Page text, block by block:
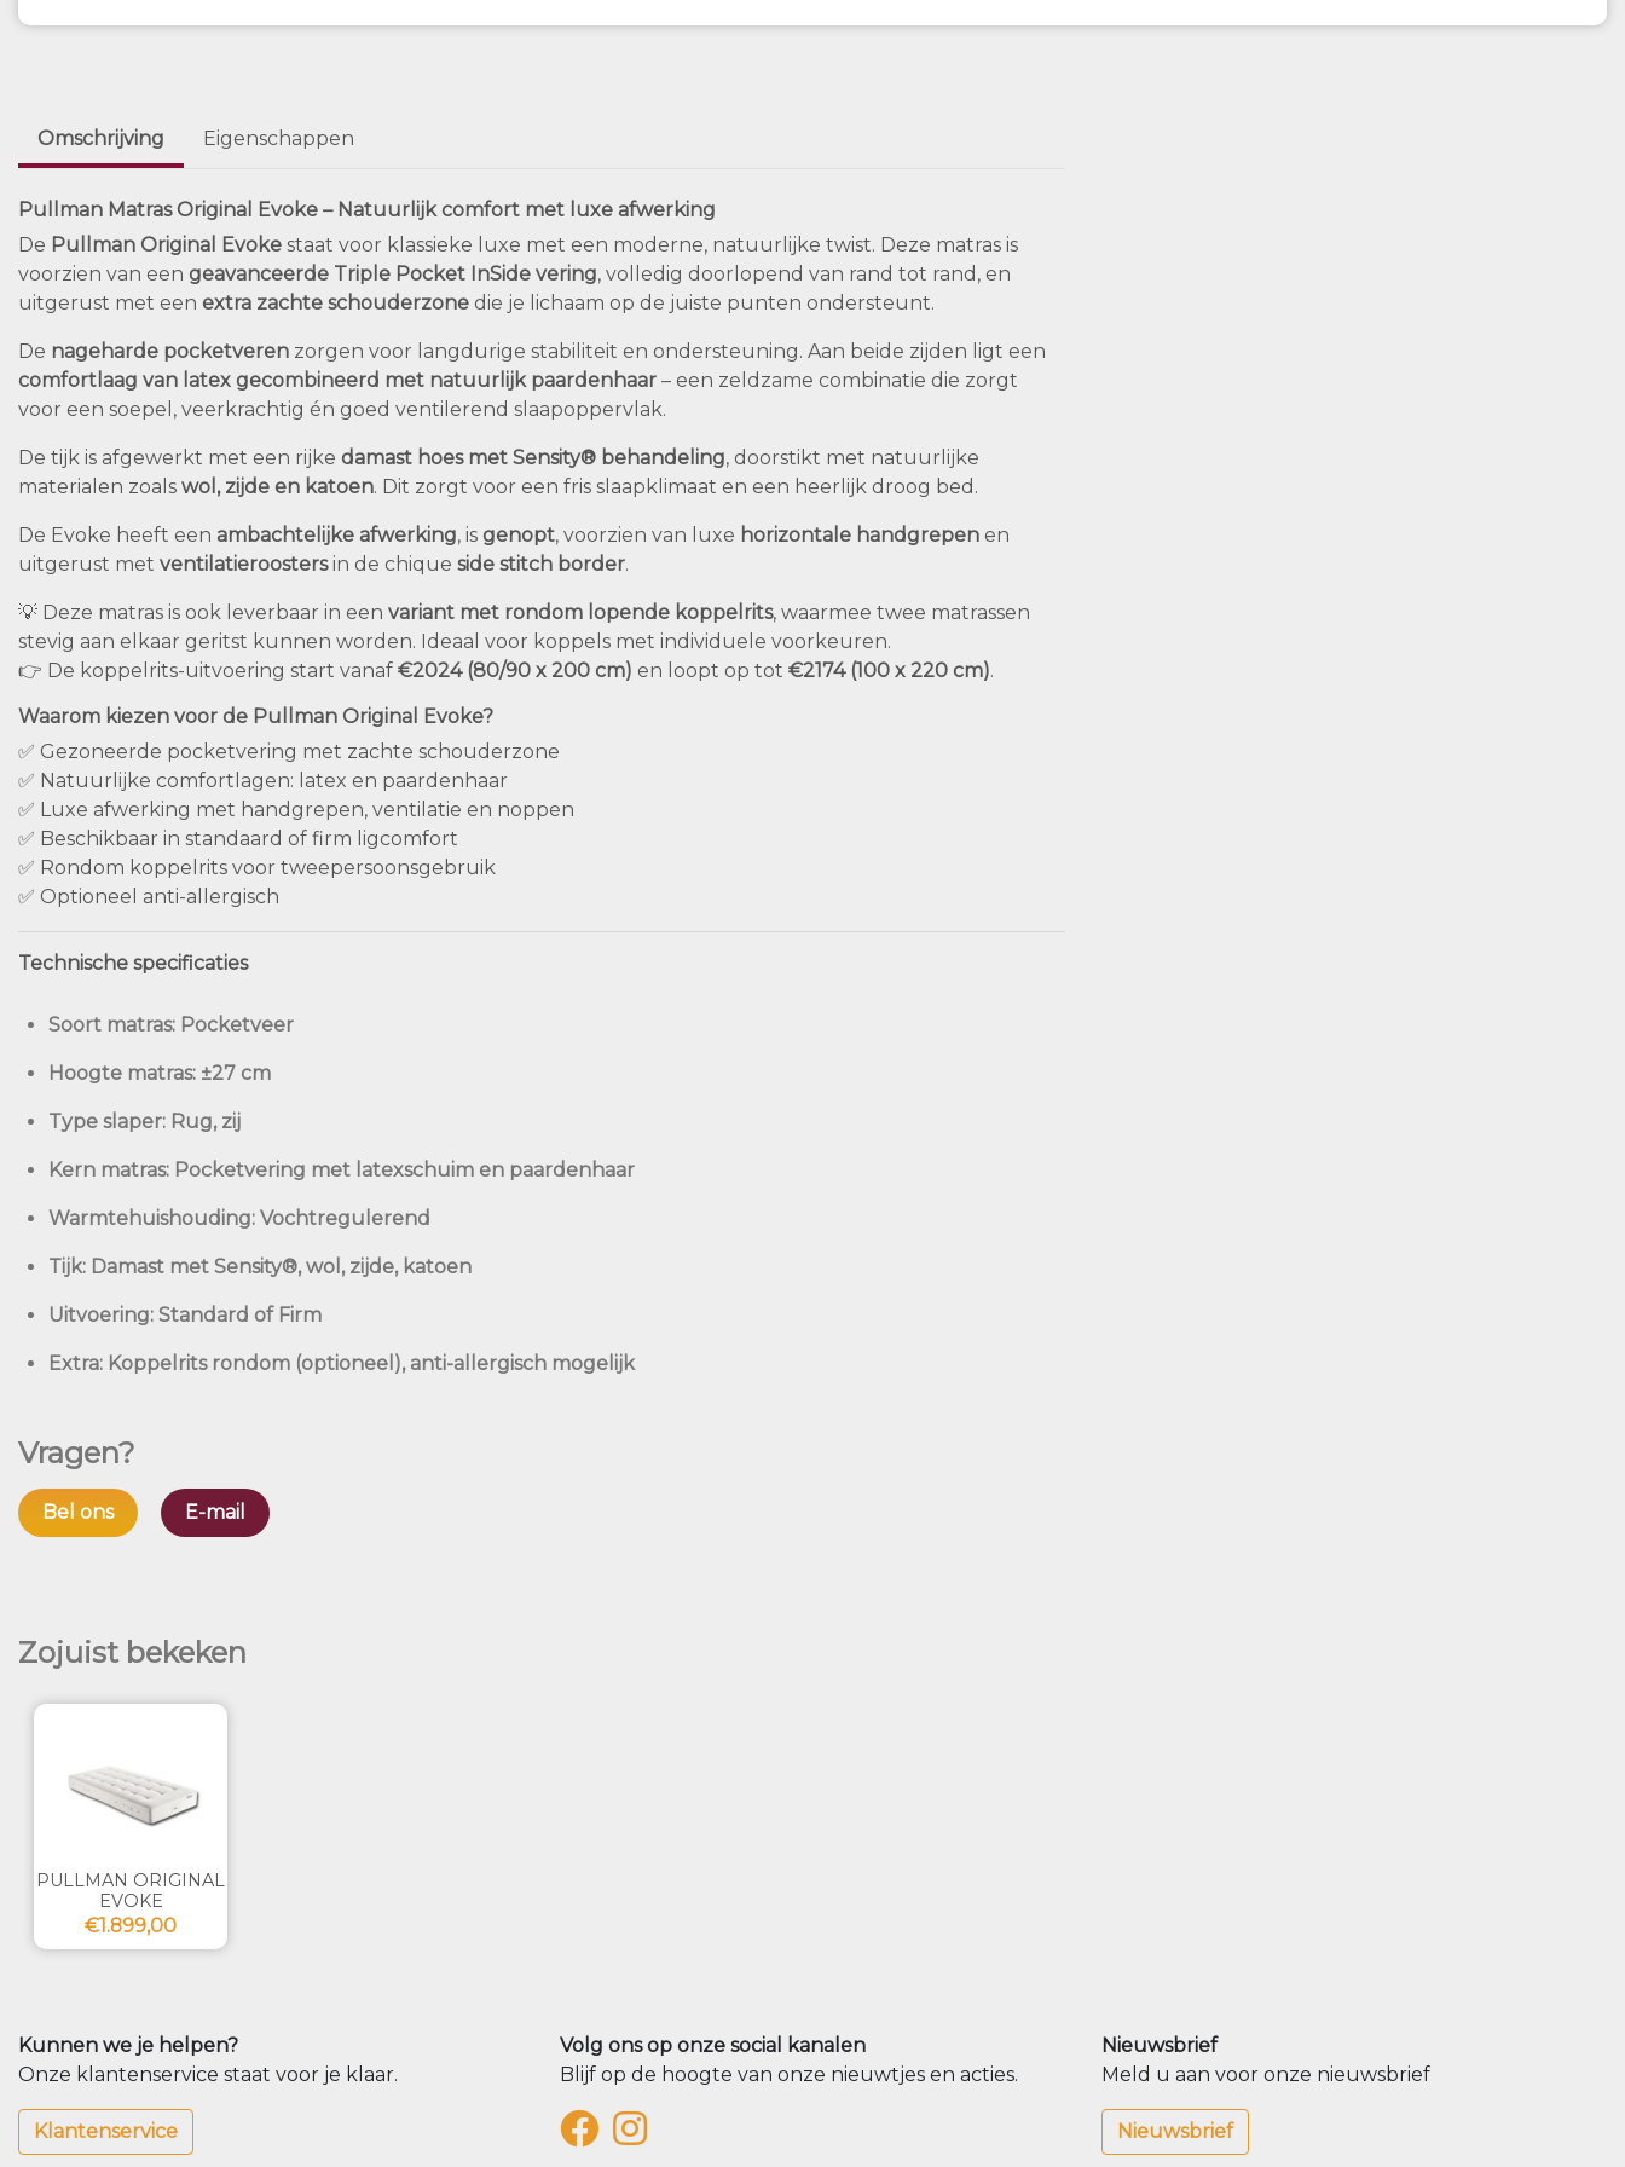
Omschrijving Eigenschappen
Pullman Matras Original Evoke – Natuurlijk comfort met luxe afwerking
De Pullman Original Evoke staat voor klassieke luxe met een moderne, natuurlijke twist. Deze matras is
voorzien van een geavanceerde Triple Pocket InSide vering, volledig doorlopend van rand tot rand, en
uitgerust met een extra zachte schouderzone die je lichaam op de juiste punten ondersteunt.
De nageharde pocketveren zorgen voor langdurige stabiliteit en ondersteuning. Aan beide zijden ligt een
comfortlaag van latex gecombineerd met natuurlijk paardenhaar – een zeldzame combinatie die zorgt
voor een soepel, veerkrachtig én goed ventilerend slaapoppervlak.
De tijk is afgewerkt met een rijke damast hoes met Sensity® behandeling, doorstikt met natuurlijke
materialen zoals wol, zijde en katoen. Dit zorgt voor een fris slaapklimaat en een heerlijk droog bed.
De Evoke heeft een ambachtelijke afwerking, is genopt, voorzien van luxe horizontale handgrepen en
uitgerust met ventilatieroostersin de chique side stitch border.
💡 Deze matras is ook leverbaar in een variant met rondom lopende koppelrits, waarmee twee matrassen
stevig aan elkaar geritst kunnen worden. Ideaal voor koppels met individuele voorkeuren.
👉 De koppelrits-uitvoering start vanaf €2024 (80/90 x 200 cm) en loopt op tot €2174 (100 x 220 cm).
Waarom kiezen voor de Pullman Original Evoke?
✅ Gezoneerde pocketvering met zachte schouderzone
✅ Natuurlijke comfortlagen: latex en paardenhaar
✅ Luxe afwerking met handgrepen, ventilatie en noppen
✅ Beschikbaar in standaard of firm ligcomfort
✅ Rondom koppelrits voor tweepersoonsgebruik
✅ Optioneel anti-allergisch
Technische specificaties
Soort matras: Pocketveer
Hoogte matras: ±27 cm
Type slaper: Rug, zij
Kern matras: Pocketvering met latexschuim en paardenhaar
Warmtehuishouding: Vochtregulerend
Tijk: Damast met Sensity®, wol, zijde, katoen
Uitvoering: Standard of Firm
Extra: Koppelrits rondom (optioneel), anti-allergisch mogelijk
Vragen?
Bel ons E-mail
Zojuist bekeken
PULLMAN ORIGINAL
EVOKE
€1.899,00
Kunnen we je helpen?
Onze klantenservice staat voor je klaar.
Klantenservice
Volg ons op onze social kanalen
Blijf op de hoogte van onze nieuwtjes en acties.
Nieuwsbrief
Meld u aan voor onze nieuwsbrief
Nieuwsbrief